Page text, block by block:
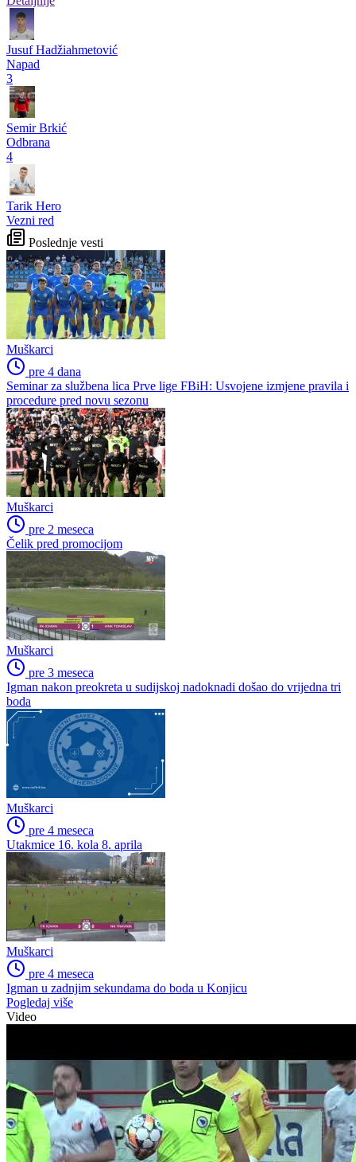
Jusuf Hadžiahmetović
Napad
3
Semir Brkić
Odbrana
4
Tarik Hero
Vezni red
Poslednje vesti
Muškarci
pre 4 dana
Seminar za službena lica Prve lige FBiH: Usvojene izmjene pravila i
procedure pred novu sezonu
Muškarci
pre 2 meseca
Čelik pred promocijom
Muškarci
pre 3 meseca
Igman nakon preokreta u sudijskoj nadoknadi došao do vrijedna tri
boda
Muškarci
pre 4 meseca
Utakmice 16. kola 8. aprila
Muškarci
pre 4 meseca
Igman u zadnjim sekundama do boda u Konjicu
Pogledaj više
Video